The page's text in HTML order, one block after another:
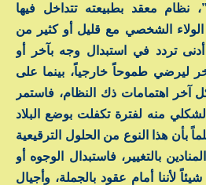
نظام معقد بطبيعته تتداخل فيها
الولاء الشخصي مع قليل أو كثير من
تردد في استبدال وجه بآخر أو
ليرضي طموحاً خارجياً، بينما على
آخر اهتمامات ذك النظام، فاستمر
منه لفترة تكفلت بوضع البلاد
بأن هذا النوع من الحلول الترقيعية
بالتغيير، فاستبدال الوجوه أو
لأننا أمام عقود بالجملة، وأجيال